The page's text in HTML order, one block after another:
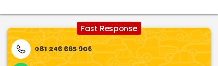
Fast Response
081 246 665 906